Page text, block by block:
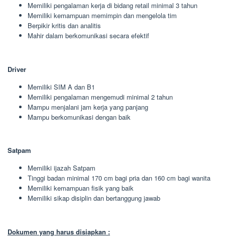
Memiliki pengalaman kerja di bidang retail minimal 3 tahun
Memiliki kemampuan memimpin dan mengelola tim
Berpikir kritis dan analitis
Mahir dalam berkomunikasi secara efektif
Driver
Memiliki SIM A dan B1
Memiliki pengalaman mengemudi minimal 2 tahun
Mampu menjalani jam kerja yang panjang
Mampu berkomunikasi dengan baik
Satpam
Memiliki ijazah Satpam
Tinggi badan minimal 170 cm bagi pria dan 160 cm bagi wanita
Memiliki kemampuan fisik yang baik
Memiliki sikap disiplin dan bertanggung jawab
Dokumen yang harus disiapkan :